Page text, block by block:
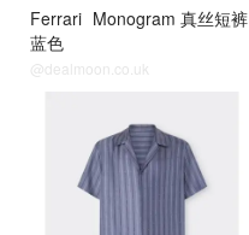
Ferrari Monogram 真丝短裤
蓝色
@dealmoon.co.uk